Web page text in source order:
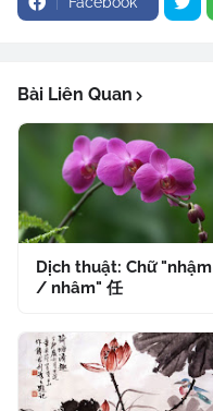
Bài Liên Quan
Dịch thuật: Chữ "nhậm
/ nhâm" 任